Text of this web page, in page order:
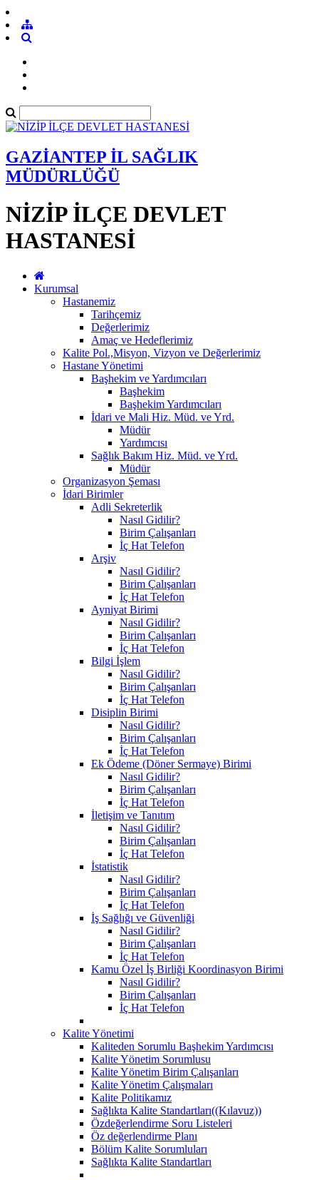
GAZİANTEP İL SAĞLIK
MÜDÜRLÜĞÜ
NİZİP İLÇE DEVLET
HASTANESİ
Kurumsal
Hastanemiz
Tarihçemiz
Değerlerimiz
Amaç ve Hedeflerimiz
Kalite Pol.,Misyon, Vizyon ve Değerlerimiz
Hastane Yönetimi
Başhekim ve Yardımcıları
Başhekim
Başhekim Yardımcıları
İdari ve Mali Hiz. Müd. ve Yrd.
Müdür
Yardımcısı
Sağlık Bakım Hiz. Müd. ve Yrd.
Müdür
Organizasyon Şeması
İdari Birimler
Adli Sekreterlik
Nasıl Gidilir?
Birim Çalışanları
İç Hat Telefon
Arşiv
Nasıl Gidilir?
Birim Çalışanları
İç Hat Telefon
Ayniyat Birimi
Nasıl Gidilir?
Birim Çalışanları
İç Hat Telefon
Bilgi İşlem
Nasıl Gidilir?
Birim Çalışanları
İç Hat Telefon
Disiplin Birimi
Nasıl Gidilir?
Birim Çalışanları
İç Hat Telefon
Ek Ödeme (Döner Sermaye) Birimi
Nasıl Gidilir?
Birim Çalışanları
İç Hat Telefon
İletişim ve Tanıtım
Nasıl Gidilir?
Birim Çalışanları
İç Hat Telefon
İstatistik
Nasıl Gidilir?
Birim Çalışanları
İç Hat Telefon
İş Sağlığı ve Güvenliği
Nasıl Gidilir?
Birim Çalışanları
İç Hat Telefon
Kamu Özel İş Birliği Koordinasyon Birimi
Nasıl Gidilir?
Birim Çalışanları
İç Hat Telefon
Kalite Yönetimi
Kaliteden Sorumlu Başhekim Yardımcısı
Kalite Yönetim Sorumlusu
Kalite Yönetim Birim Çalışanları
Kalite Yönetim Çalışmaları
Kalite Politikamız
Sağlıkta Kalite Standartları((Kılavuz))
Özdeğerlendirme Soru Listeleri
Öz değerlendirme Planı
Bölüm Kalite Sorumluları
Sağlıkta Kalite Standartları